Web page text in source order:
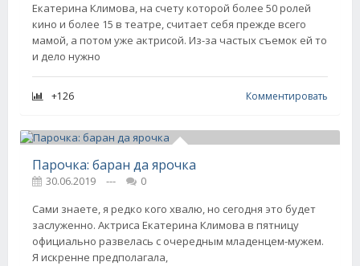
Екатерина Климова, на счету которой более 50 ролей
кино и более 15 в театре, считает себя прежде всего
мамой, а потом уже актрисой. Из-за частых съемок ей то
и дело нужно
+126 Комментировать
Парочка: баран да ярочка
30.06.2019 ---
0
Сами знаете, я редко кого хвалю, но сегодня это будет
заслуженно. Актриса Екатерина Климова в пятницу
официально развелась с очередным младенцем-мужем.
Я искренне предполагала,